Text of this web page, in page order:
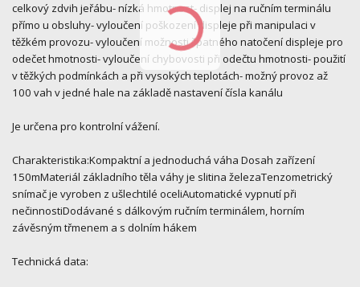
celkový zdvih jeřábu- nízká hmotnost- displej na ručním terminálu
přímo u obsluhy- vyloučení poškození displeje při manipulaci v
těžkém provozu- vyloučení možnosti špatného natočení displeje pro
odečet hmotnosti- vyloučení chybovosti při odečtu hmotnosti- použití
v těžkých podmínkách a při vysokých teplotách- možný provoz až
100 vah v jedné hale na základě nastavení čísla kanálu
Je určena pro kontrolní vážení.
Charakteristika:Kompaktní a jednoduchá váha Dosah zařízení
150mMateriál základního těla váhy je slitina železaTenzometrický
snímač je vyroben z ušlechtilé oceliAutomatické vypnutí při
nečinnostiDodávané s dálkovým ručním terminálem, horním
závěsným třmenem a s dolním hákem
Technická data: